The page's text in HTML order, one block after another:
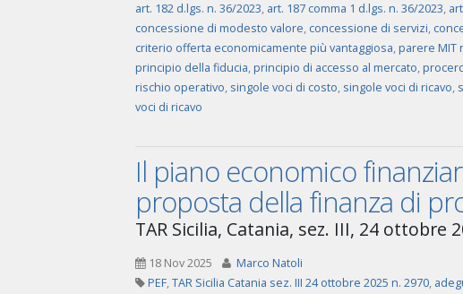
art. 182 d.lgs. n. 36/2023, art. 187 comma 1 d.lgs. n. 36/2023,
concessione di modesto valore, concessione di servizi,
criterio offerta economicamente più vantaggiosa,parere MIT
principio della fiducia,principio di accesso al mercato,
rischio operativo, singole voci di costo, singole voci di ricavo,
voci di ricavo
Il piano economico
proposta della finanza di
TAR Sicilia, Catania, sez. III, 24 ottobre
18 Nov 2025
Marco Natoli
PEF,TAR Sicilia Catania sez. III 24 ottobre 2025 n. 2970,